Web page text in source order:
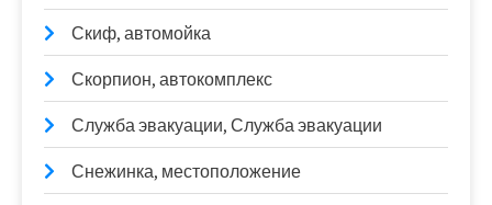
Скиф, автомойка
Скорпион, автокомплекс
Служба эвакуации, Служба эвакуации
Снежинка, местоположение